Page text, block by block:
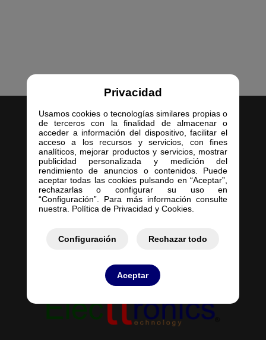
Privacidad
Usamos cookies o tecnologías similares propias o
de terceros con la finalidad de almacenar o
acceder a información del dispositivo, facilitar el
acceso a los recursos y servicios, con fines
analíticos, mejorar productos y servicios, mostrar
publicidad personalizada y medición del
rendimiento de anuncios o contenidos. Puede
aceptar todas las cookies pulsando en “Aceptar”,
rechazarlas o configurar su uso en
“Configuración”. Para más información consulte
nuestra. Política de Privacidad y Cookies.
Configuración Rechazar todo
Aceptar
Inicio
Empresa
Servicios
Contacto
Mis Presupuestos